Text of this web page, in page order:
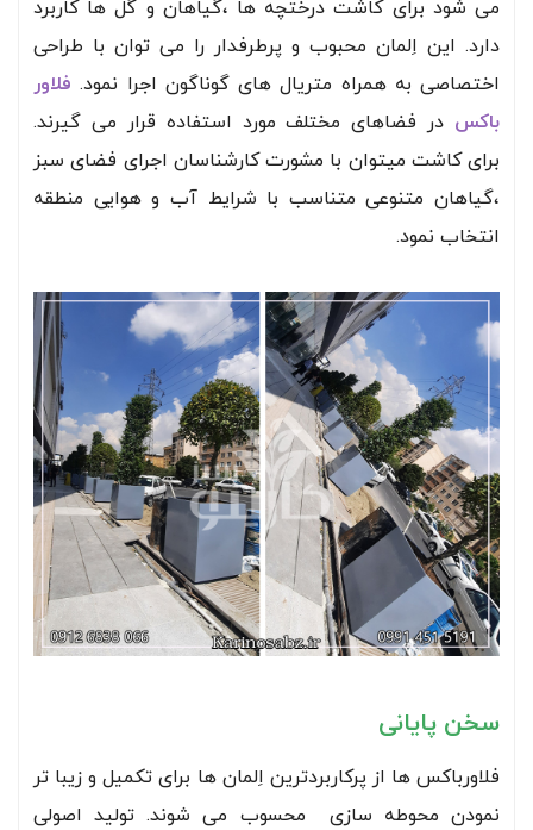
می شود برای کاشت درختچه ها ،گیاهان و گل ها کاربرد
دارد. این اِلمان محبوب و پرطرفدار را می توان با طراحی
اختصاصی به همراه متریال های گوناگون اجرا نمود. فلاور
باکس در فضاهای مختلف مورد استفاده قرار می گیرند.
برای کاشت میتوان با مشورت کارشناسان اجرای فضای سبز
،گیاهان متنوعی متناسب با شرایط آب و هوایی منطقه
انتخاب نمود.
سخن پایانی
فلاورباکس ها از پرکاربردترین اِلمان ها برای تکمیل و زیبا تر
نمودن محوطه سازی محسوب می شوند. تولید اصولی